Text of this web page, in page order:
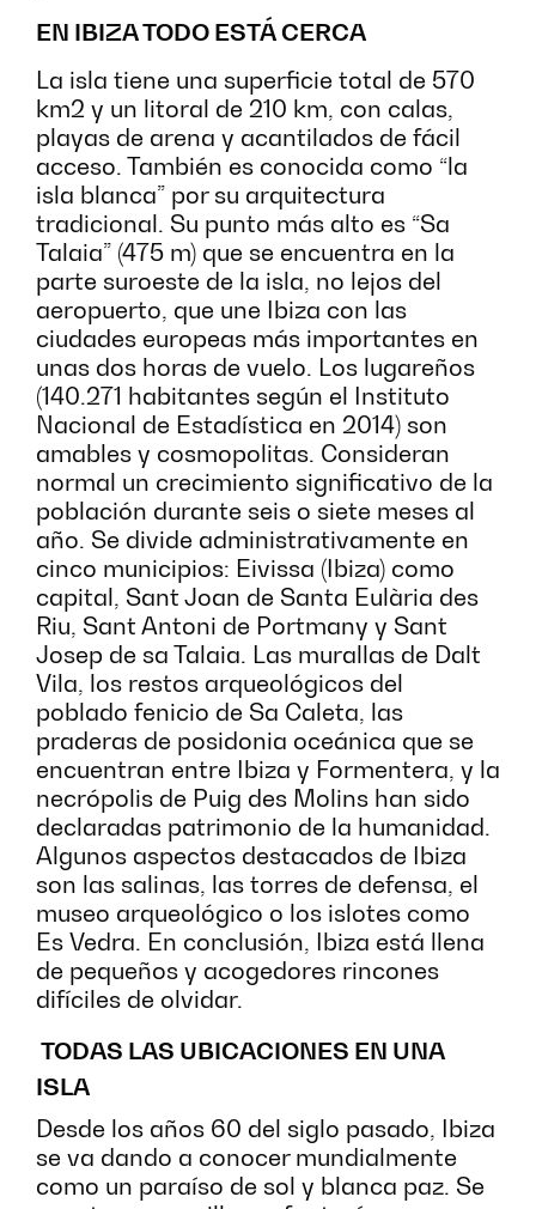
EN IBIZA TODO ESTÁ CERCA
La isla tiene una superficie total de 570
km2 y un litoral de 210 km, con calas,
playas de arena y acantilados de fácil
acceso. También es conocida como “la
isla blanca” por su arquitectura
tradicional. Su punto más alto es “Sa
Talaia” (475 m) que se encuentra en la
parte suroeste de la isla, no lejos del
aeropuerto, que une Ibiza con las
ciudades europeas más importantes en
unas dos horas de vuelo. Los lugareños
(140.271 habitantes según el Instituto
Nacional de Estadística en 2014) son
amables y cosmopolitas. Consideran
normal un crecimiento significativo de la
población durante seis o siete meses al
año. Se divide administrativamente en
cinco municipios: Eivissa (Ibiza) como
capital, Sant Joan de Santa Eulària des
Riu, Sant Antoni de Portmany y Sant
Josep de sa Talaia. Las murallas de Dalt
Vila, los restos arqueológicos del
poblado fenicio de Sa Caleta, las
praderas de posidonia oceánica que se
encuentran entre Ibiza y Formentera, y la
necrópolis de Puig des Molins han sido
declaradas patrimonio de la humanidad.
Algunos aspectos destacados de Ibiza
son las salinas, las torres de defensa, el
museo arqueológico o los islotes como
Es Vedra. En conclusión, Ibiza está llena
de pequeños y acogedores rincones
difíciles de olvidar.
TODAS LAS UBICACIONES EN UNA
ISLA
Desde los años 60 del siglo pasado, Ibiza
se va dando a conocer mundialmente
como un paraíso de sol y blanca paz. Se